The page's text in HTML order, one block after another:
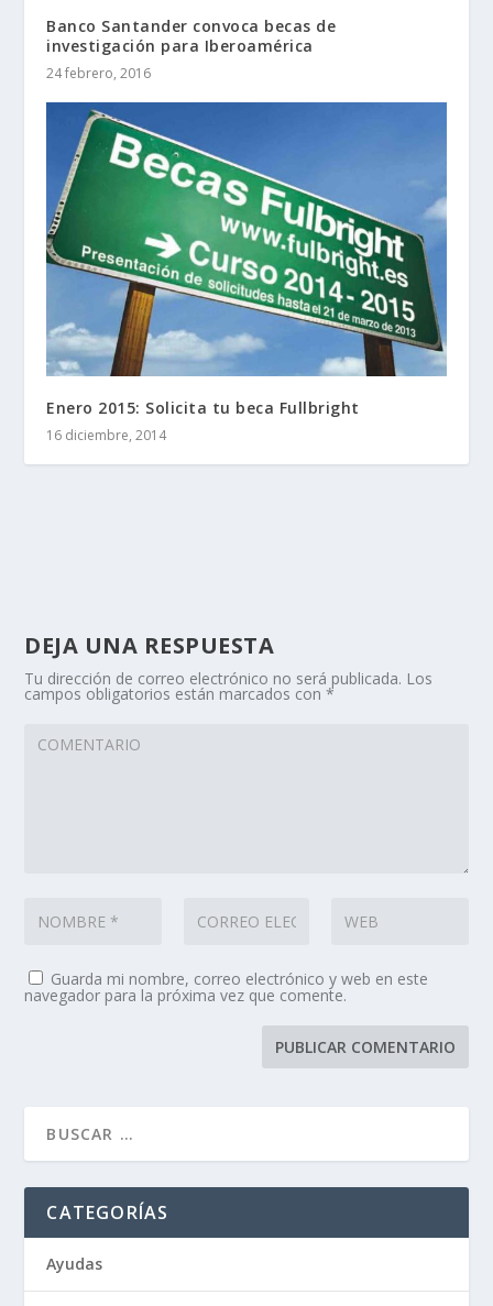
Banco Santander convoca becas de
investigación para Iberoamérica
24 febrero, 2016
Enero 2015: Solicita tu beca Fullbright
16 diciembre, 2014
DEJA UNA RESPUESTA
Tu dirección de correo electrónico no será publicada. Los
campos obligatorios están marcados con*
Guarda mi nombre, correo electrónico y web en este
navegador para la próxima vez que comente.
CATEGORÍAS
Ayudas